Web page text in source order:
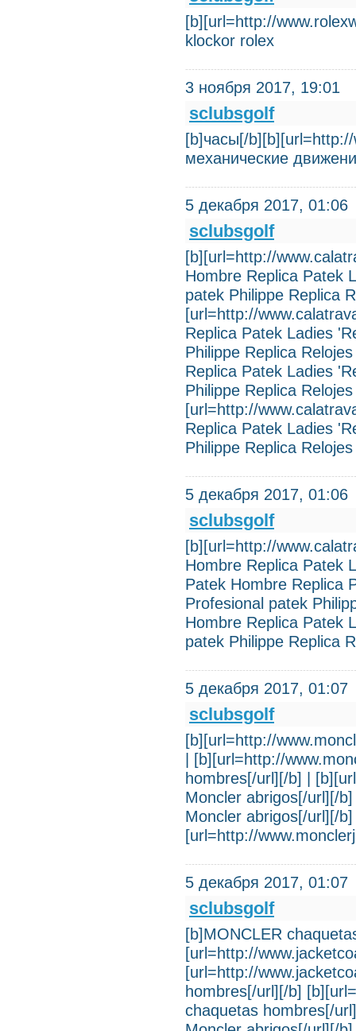
[b][url=http://
klockor rolex
3 ноября 2017, 19:01
sclubsgolf
[b]часы[/
механические
5 декабря 2017, 01:06
sclubsgolf
[b][url=http://
Hombre Replica Patek
patek Philippe Replica
[url=http://
Replica Patek Ladies
Philippe Replica
Replica Patek Ladies
Philippe Replica
[url=http://
Replica Patek Ladies
Philippe Replica
5 декабря 2017, 01:06
sclubsgolf
[b][url=http://
Hombre Replica Patek
Patek Hombre Replica
Profesional patek
Hombre Replica Patek
patek Philippe Replica
5 декабря 2017, 01:07
sclubsgolf
[b][url=http://
| [b][url=http://
hombres[/url][/b] |
Moncler abrigos[/url][/
Moncler abrigos[/url][/
[url=http://
5 декабря 2017, 01:07
sclubsgolf
[b]MONCLER
[url=http://
[url=http://
hombres[/url][/b]
chaquetas hombres[/